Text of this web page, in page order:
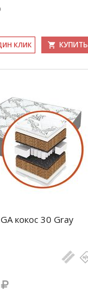
КЛИК КУПИТЬ
кокос 30 Gray